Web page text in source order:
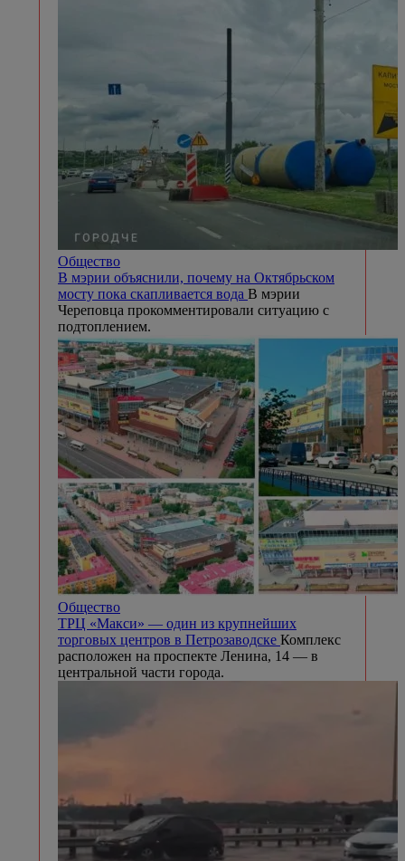
Общество
В мэрии объяснили, почему на Октябрьском
мосту пока скапливается вода В мэрии
Череповца прокомментировали ситуацию с
подтоплением.
Общество
ТРЦ «Макси» — один из крупнейших
торговых центров в Петрозаводске Комплекс
расположен на проспекте Ленина, 14 — в
центральной части города.